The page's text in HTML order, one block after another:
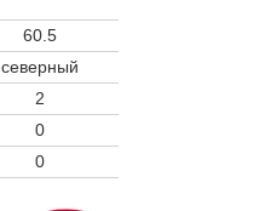
60.5
северный
2
0
0